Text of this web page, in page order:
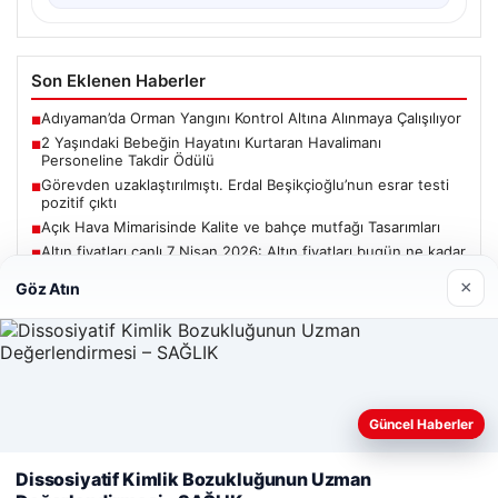
Son Eklenen Haberler
■Adıyaman’da Orman Yangını Kontrol Altına Alınmaya Çalışılıyor
■2 Yaşındaki Bebeğin Hayatını Kurtaran Havalimanı
Personeline Takdir Ödülü
■Görevden uzaklaştırılmıştı. Erdal Beşikçioğlu’nun esrar testi
pozitif çıktı
■Açık Hava Mimarisinde Kalite ve bahçe mutfağı Tasarımları
■Altın fiyatları canlı 7 Nisan 2026: Altın fiyatları bugün ne kadar
Güncel
06/08/2026
Web sitemizi nasıl kullandığınızı daha iyi anlayabilmek,
kullanıyoruz.Çerez Politikamız
Göz Atın ×
Güncel Haberler
Dissosiyatif Kimlik Bozukluğunun Uzman